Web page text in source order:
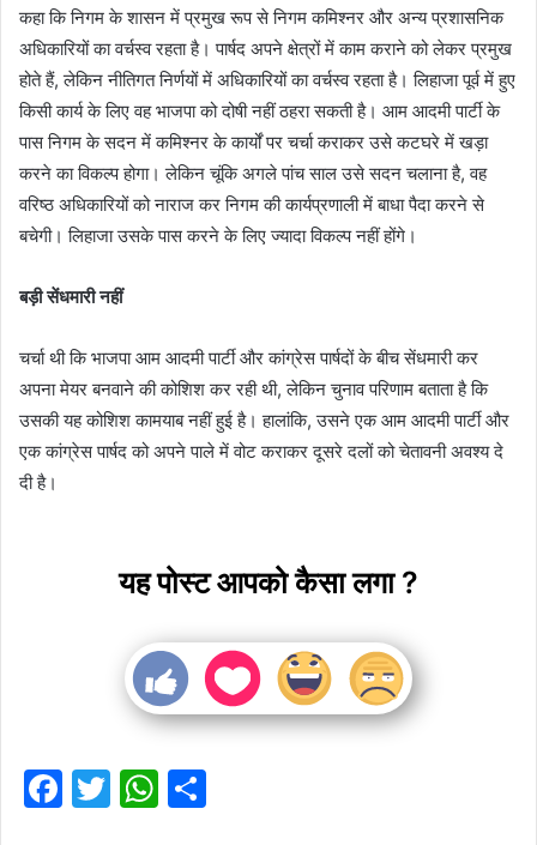
कहा कि निगम के शासन में प्रमुख रूप से निगम कमिश्नर और अन्य प्रशासनिक
अधिकारियों का वर्चस्व रहता है। पार्षद अपने क्षेत्रों में काम कराने को लेकर प्रमुख
होते हैं, लेकिन नीतिगत निर्णयों में अधिकारियों का वर्चस्व रहता है। लिहाजा पूर्व में हुए
किसी कार्य के लिए वह भाजपा को दोषी नहीं ठहरा सकती है। आम आदमी पार्टी के
पास निगम के सदन में कमिश्नर के कार्यों पर चर्चा कराकर उसे कटघरे में खड़ा
करने का विकल्प होगा। लेकिन चूंकि अगले पांच साल उसे सदन चलाना है, वह
वरिष्ठ अधिकारियों को नाराज कर निगम की कार्यप्रणाली में बाधा पैदा करने से
बचेगी। लिहाजा उसके पास करने के लिए ज्यादा विकल्प नहीं होंगे।
बड़ी सेंधमारी नहीं
चर्चा थी कि भाजपा आम आदमी पार्टी और कांग्रेस पार्षदों के बीच सेंधमारी कर
अपना मेयर बनवाने की कोशिश कर रही थी, लेकिन चुनाव परिणाम बताता है कि
उसकी यह कोशिश कामयाब नहीं हुई है। हालांकि, उसने एक आम आदमी पार्टी और
एक कांग्रेस पार्षद को अपने पाले में वोट कराकर दूसरे दलों को चेतावनी अवश्य दे
दी है।
यह पोस्ट आपको कैसा लगा ?
F
T
W